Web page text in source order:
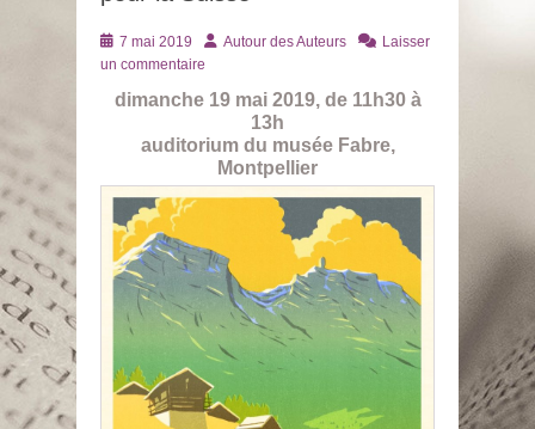
Posté
le
7 mai 2019 AuteurAutour des Auteurs
Laisser
un commentaire
dimanche 19 mai 2019, de 11h30 à
13h
auditorium du musée Fabre,
Montpellier